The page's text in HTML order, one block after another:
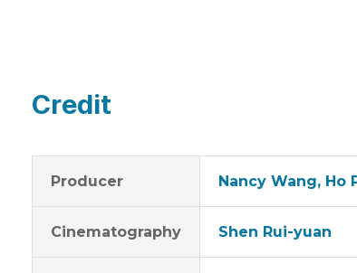
Credit
Producer Nancy Wang, Ho
Cinematography Shen Rui-yuan